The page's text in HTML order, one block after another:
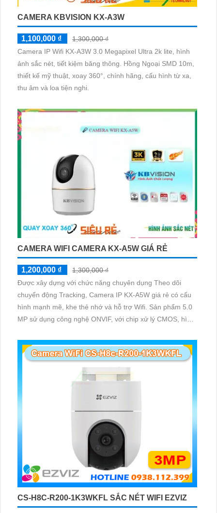
CAMERA KBVISION KX-A3W
1,100,000 ₫
1,300,000 ₫
Camera IP Wifi KX-A3W 3.0 Megapixel Ultra 2k lite, hình
ảnh sắc nét, tiết kiệm băng thông. Hồng Ngoại SMD 10m,
thiết kế mỹ thuật, xoay 360°, chính hãng, cấu hình từ xa,
thu âm và loa tiện nghi.
CAMERA WIFI CAMERA KX-A5W GIÁ RẺ
1,200,000 ₫
1,300,000 ₫
Được xây dựng với chức năng chuyên dụng Theo dõi
chuyển động Tracking, Camera IP KX-A5W giá rẻ có cấu
hình mạnh mẽ, khe thẻ nhớ và hỗ trợ Wifi. Sản phẩm 5.0
MP sử dụng công nghệ ONVIF, với chip xử lý CMOS, hình
dành cho theo dõi chuyển động, Camera Giá rẻ KX-A5W
mang lại chất lượng hình ảnh sắc nét 5
CS-H8C-R200-1K3WKFL SẮC NÉT WIFI EZVIZ